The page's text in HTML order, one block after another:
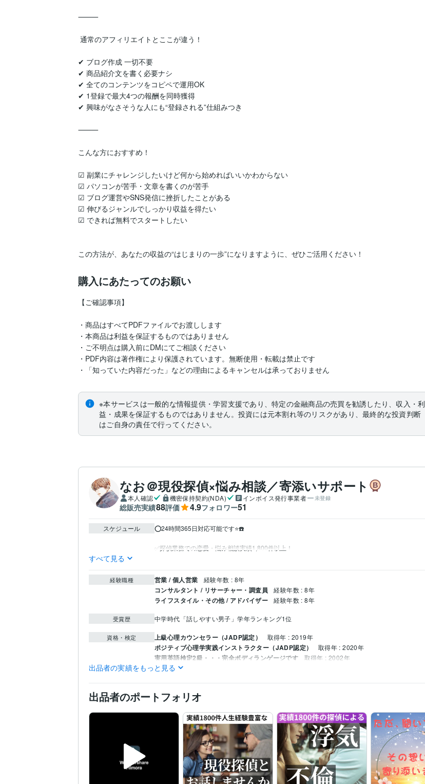
⸻
✔ ブログ作成 一切不要
✔ 商品紹介文を書く必要ナシ
✔ 全てのコンテンツをコピペで運用OK
✔ 1登録で最大4つの報酬を同時獲得
✔ 興味がなさそうな人にも“登録される”仕組みつき
⸻
こんな方におすすめ！
☑ 副業にチャレンジしたいけど何から始めればいいかわからない
☑ パソコンが苦手・文章を書くのが苦手
☑ ブログ運営やSNS発信に挫折したことがある
☑ 伸びるジャンルでしっかり収益を得たい
☑ できれば無料でスタートしたい
購入にあたってのお願い
【ご確認事項】
・商品はすべてPDFファイルでお渡しします
・本商品は利益を保証するものではありません
・ご不明点は購入前にDMにてご相談ください
・PDF内容は著作権により保護されています。無断使用・転載は禁止です
※本サービスは一般的な情報提供・学習支援であり、特定の金融商品の売買を勧誘したり、収入・利
益・成果を保証するものではありません。投資には元本割れ等のリスクがあり、最終的な投資判断
はご自身の責任で行ってください。
なお＠現役探偵×悩み相談／寄添いサポート
本人確認 機密保持契約(NDA) インボイス発行事業者 未登録
総販売実績88評価 4.9フォロワー51
スケジュール ⭕️24時間365日対応可能です⭐️☎️
すべて見る
経験職種 営業 / 個人営業 経験年数 : 8年
コンサルタント / リサーチャー・調査員 経験年数 : 8年
ライフスタイル・その他 / アドバイザー 経験年数 : 8年
受賞歴 中学時代「話しやすい男子」学年ランキング1位
資格・検定 上級心理カウンセラー（JADP認定） 取得年 : 2019年
ポジティブ心理学実践インストラクター（JADP認定） 取得年 : 2020年
実用英語検定2級・・・完全ボディランゲージです 取得年 : 2002年
一級探偵調査士検定
恋愛・浮気・不倫
出品者の実績をもっと見る
出品者のポートフォリオ